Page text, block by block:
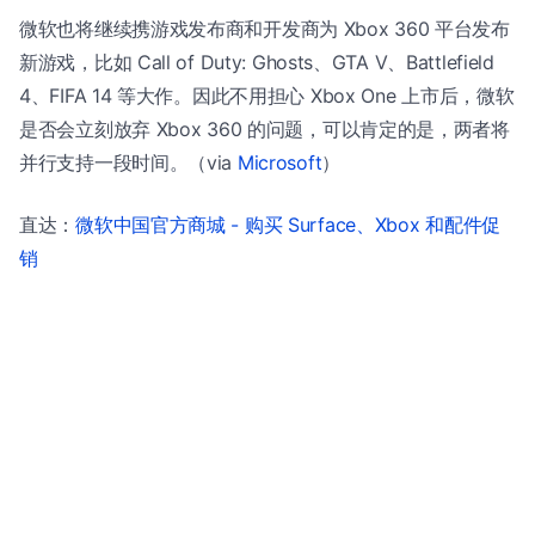
微软也将继续携游戏发布商和开发商为 Xbox 360 平台发布
新游戏，比如 Call of Duty: Ghosts、GTA V、Battlefield
4、FIFA 14 等大作。因此不用担心 Xbox One 上市后，微软
是否会立刻放弃 Xbox 360 的问题，可以肯定的是，两者将
并行支持一段时间。（via Microsoft）
直达：微软中国官方商城 - 购买 Surface、Xbox 和配件促
销